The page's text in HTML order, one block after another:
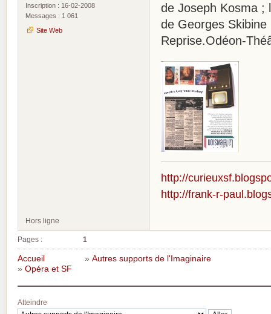
Inscription : 16-02-2008
Messages : 1 061
Site Web
de Joseph Kosma ;
de Georges
Reprise.Odéon-
http://
http://frank-r-
Hors ligne
Pages : 1
Accueil »Autres supports de l'Imaginaire
» Opéra et SF
Atteindre